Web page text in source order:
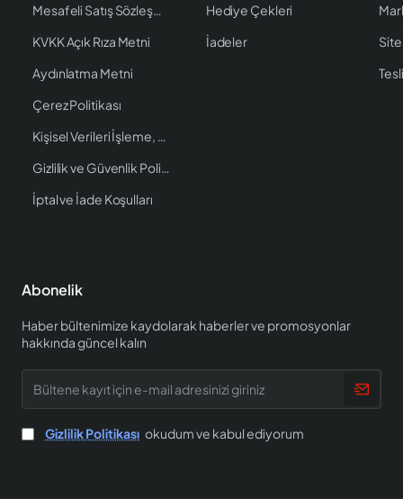
Mesafeli Satış Sözleşmesi
KVKK Açık Rıza Metni
Aydınlatma Metni
Çerez Politikası
Kişisel Verileri İşleme, Saklama ve İmha Politikası
Gizlilik ve Güvenlik Politikası
İptal ve İade Koşulları
Hediye Çekleri
İadeler
Site
Abonelik
Haber bültenimize kaydolarak haberler ve promosyonlar
hakkında güncel kalın
kayıt
için
e-
mail
Gizlilik Politikası okudum ve kabul ediyorum